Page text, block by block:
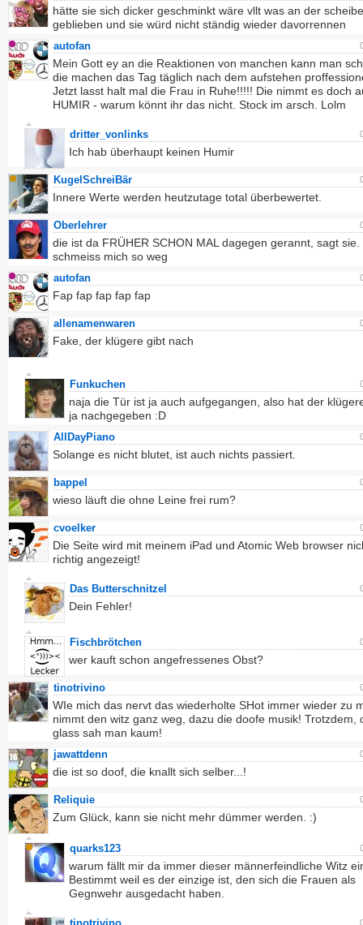
hätte sie sich dicker geschminkt wäre vllt was an der
geblieben und sie würd nicht ständig wieder davorrennen
autofan
Mein Gott ey an die Reaktionen von manchen kann man
die machen das Tag täglich nach dem aufstehen
Jetzt lasst halt mal die Frau in Ruhe!!!!! Die nimmt es doch
HUMIR - warum könnt ihr das nicht. Stock im arsch. Lolm
dritter_vonlinks
Ich hab überhaupt keinen Humir
KugelSchreiBär
Innere Werte werden heutzutage total überbewertet.
Oberlehrer
die ist da FRÜHER SCHON MAL dagegen gerannt, sagt sie.
schmeiss mich so weg
autofan
Fap fap fap fap fap
allenamenwaren
Fake, der klügere gibt nach
Funkuchen
naja die Tür ist ja auch aufgegangen, also hat der
ja nachgegeben :D
AllDayPiano
Solange es nicht blutet, ist auch nichts passiert.
bappel
wieso läuft die ohne Leine frei rum?
cvoelker
Die Seite wird mit meinem iPad und Atomic Web browser
richtig angezeigt!
Das Butterschnitzel
Dein Fehler!
Fischbrötchen
wer kauft schon angefressenes Obst?
tinotrivino
WIe mich das nervt das wiederholte SHot immer wieder zu
nimmt den witz ganz weg, dazu die doofe musik! Trotzdem,
glass sah man kaum!
jawattdenn
die ist so doof, die knallt sich selber...!
Reliquie
Zum Glück, kann sie nicht mehr dümmer werden. :)
quarks123
warum fällt mir da immer dieser männerfeindliche Witz
Bestimmt weil es der einzige ist, den sich die Frauen als
Gegnwehr ausgedacht haben.